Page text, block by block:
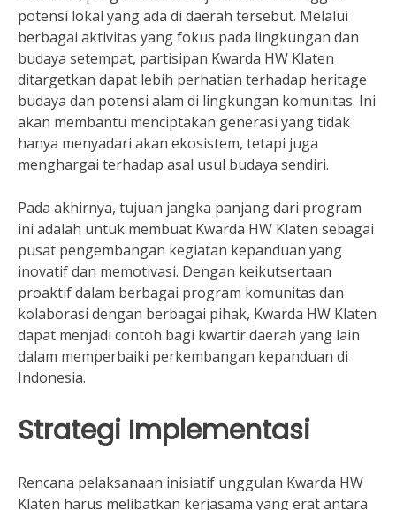
potensi lokal yang ada di daerah tersebut. Melalui
berbagai aktivitas yang fokus pada lingkungan dan
budaya setempat, partisipan Kwarda HW Klaten
ditargetkan dapat lebih perhatian terhadap heritage
budaya dan potensi alam di lingkungan komunitas. Ini
akan membantu menciptakan generasi yang tidak
hanya menyadari akan ekosistem, tetapi juga
menghargai terhadap asal usul budaya sendiri.
Pada akhirnya, tujuan jangka panjang dari program
ini adalah untuk membuat Kwarda HW Klaten sebagai
pusat pengembangan kegiatan kepanduan yang
inovatif dan memotivasi. Dengan keikutsertaan
proaktif dalam berbagai program komunitas dan
kolaborasi dengan berbagai pihak, Kwarda HW Klaten
dapat menjadi contoh bagi kwartir daerah yang lain
dalam memperbaiki perkembangan kepanduan di
Indonesia.
Strategi Implementasi
Rencana pelaksanaan inisiatif unggulan Kwarda HW
Klaten harus melibatkan kerjasama yang erat antara